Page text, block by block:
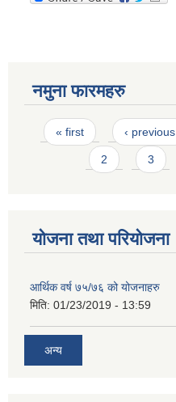
नमुना फारमहरु
Pages
« first ‹ previous
2 3
योजना तथा परियोजना
आर्थिक वर्ष ७५/७६ को योजनाहरु
मिति: 01/23/2019 - 13:59
अन्य